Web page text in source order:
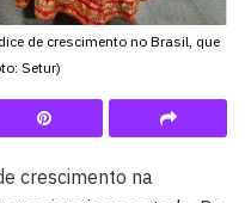
de crescimento no Brasil, que
Setur)
crescimento na